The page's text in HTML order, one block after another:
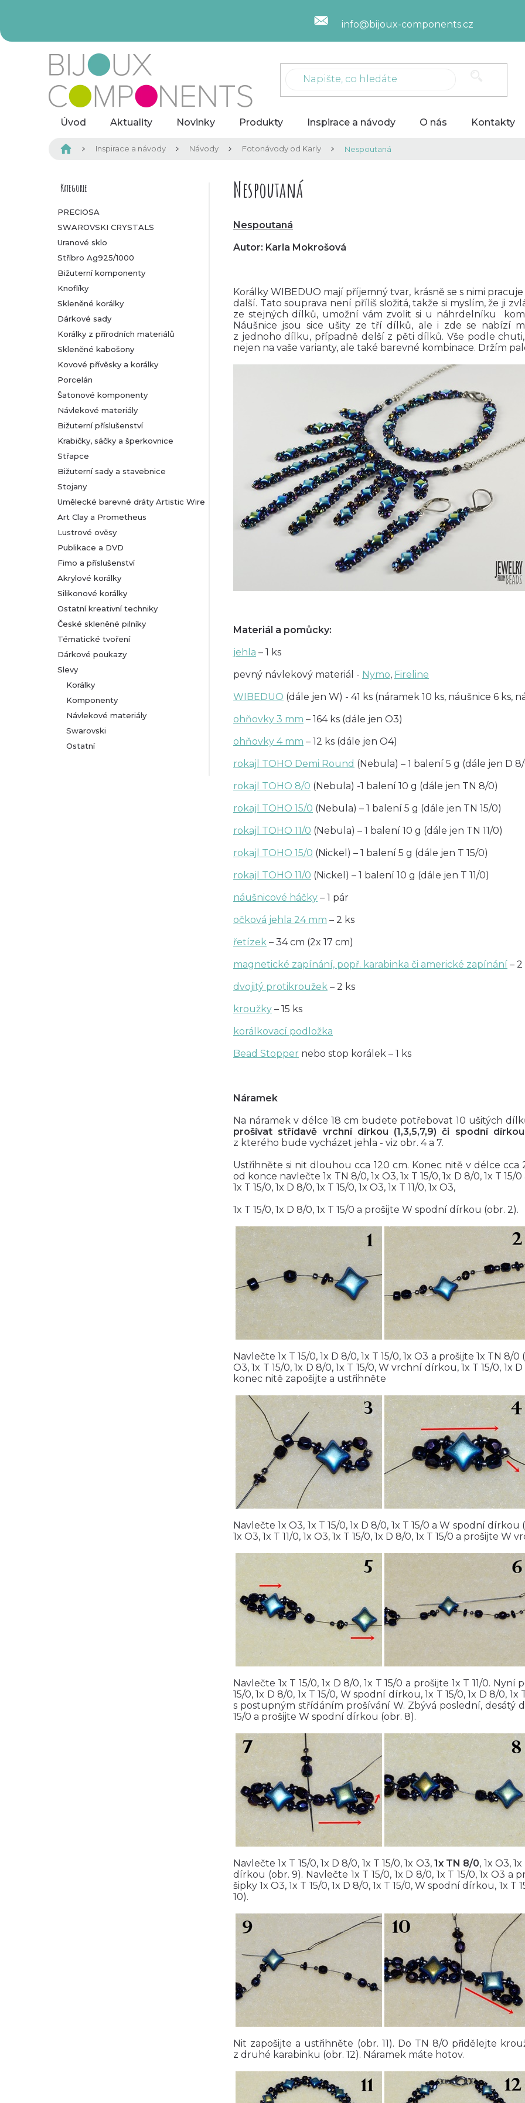
info@bijoux-components.cz
Úvod Aktuality Novinky Produkty Inspirace a návody O nás Kontakty
Domů Inspirace a návody Návody Fotonávody od Karly Nespoutaná
P
o
s
t
r
a
n
n
í
p
a
n
e
l
Přeskočit
Kategorie
PRECIOSA
SWAROVSKI CRYSTALS
Uranové sklo
Stříbro Ag925/1000
Bižuterní komponenty
Knoflíky
Skleněné korálky
Dárkové sady
Korálky z přírodních materiálů
Skleněné kabošony
Kovové přívěsky a korálky
Porcelán
Šatonové komponenty
Návlekové materiály
Bižuterní příslušenství
Krabičky, sáčky a šperkovnice
Střapce
Bižuterní sady a stavebnice
Stojany
Umělecké barevné dráty Artistic Wire
Art Clay a Prometheus
Lustrové ověsy
Publikace a DVD
Fimo a příslušenství
Akrylové korálky
Silikonové korálky
Ostatní kreativní techniky
České skleněné pilníky
Tématické tvoření
Dárkové poukazy
Slevy
Korálky
Komponenty
Návlekové materiály
Swarovski
Ostatní
Nespoutaná
Nespoutaná
Autor: Karla Mokrošová
Korálky WIBEDUO mají příjemný tvar, krásně se s nimi
další. Tato souprava není příliš složitá, takže si myslím, že ji
ze stejných dílků, umožní vám zvolit si u náhrdelníku
Náušnice jsou sice ušity ze tří dílků, ale i zde se nabízí
z jednoho dílku, případně delší z pěti dílků. Vše podle
nejen na vaše varianty, ale také barevné kombinace. Držím
Materiál a pomůcky:
jehla – 1 ks
pevný návlekový materiál - Nymo, Fireline
WIBEDUO (dále jen W) - 41 ks (náramek 10 ks, náušnice 6 ks,
ohňovky 3 mm – 164 ks (dále jen O3)
ohňovky 4 mm – 12 ks (dále jen O4)
rokajl TOHO Demi Round (Nebula) – 1 balení 5 g (dále jen D
rokajl TOHO 8/0 (Nebula) -1 balení 10 g (dále jen TN 8/0)
rokajl TOHO 15/0 (Nebula) – 1 balení 5 g (dále jen TN 15/0)
rokajl TOHO 11/0 (Nebula) – 1 balení 10 g (dále jen TN 11/0)
rokajl TOHO 15/0 (Nickel) – 1 balení 5 g (dále jen T 15/0)
rokajl TOHO 11/0 (Nickel) – 1 balení 10 g (dále jen T 11/0)
náušnicové háčky – 1 pár
očková jehla 24 mm – 2 ks
řetízek – 34 cm (2x 17 cm)
magnetické zapínání, popř. karabinka či americké zapínání – 2
dvojitý protikroužek – 2 ks
kroužky – 15 ks
korálkovací podložka
Bead Stopper nebo stop korálek – 1 ks
Náramek
Na náramek v délce 18 cm budete potřebovat 10 ušitých
prošívat střídavě vrchní dírkou (1,3,5,7,9) či spodní
z kterého bude vycházet jehla - viz obr. 4 a 7.
Ustřihněte si nit dlouhou cca 120 cm. Konec nitě v délce
od konce navlečte 1x TN 8/0, 1x O3, 1x T 15/0, 1x D 8/0, 1x T
1x T 15/0, 1x D 8/0, 1x T 15/0, 1x O3, 1x T 11/0, 1x O3,
1x T 15/0, 1x D 8/0, 1x T 15/0 a prošijte W spodní dírkou (obr. 2).
Navlečte 1x T 15/0, 1x D 8/0, 1x T 15/0, 1x O3 a prošijte 1x TN
O3, 1x T 15/0, 1x D 8/0, 1x T 15/0, W vrchní dírkou, 1x T 15/0, 1x
konec nitě zapošijte a ustřihněte
Navlečte 1x O3, 1x T 15/0, 1x D 8/0, 1x T 15/0 a W spodní dírkou
1x O3, 1x T 11/0, 1x O3, 1x T 15/0, 1x D 8/0, 1x T 15/0 a prošijte
Navlečte 1x T 15/0, 1x D 8/0, 1x T 15/0 a prošijte 1x T 11/0.
15/0, 1x D 8/0, 1x T 15/0, W spodní dírkou, 1x T 15/0, 1x D 8/0,
s postupným střídáním prošívání W. Zbývá poslední, desátý
15/0 a prošijte W spodní dírkou (obr. 8).
Navlečte 1x T 15/0, 1x D 8/0, 1x T 15/0, 1x O3, 1x TN 8/0, 1x O3,
dírkou (obr. 9). Navlečte 1x T 15/0, 1x D 8/0, 1x T 15/0, 1x O3
šipky 1x O3, 1x T 15/0, 1x D 8/0, 1x T 15/0, W spodní dírkou, 1x T
10).
Nit zapošijte a ustřihněte (obr. 11). Do TN 8/0 přidělejte
z druhé karabinku (obr. 12). Náramek máte hotov.